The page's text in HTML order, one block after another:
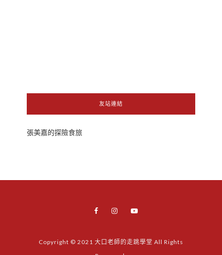
友站連結
張美嘉的探險食旅
Copyright © 2021 大口老師的走跳學堂 All Rights